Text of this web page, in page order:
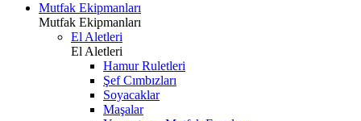
Mutfak Ekipmanları
Mutfak Ekipmanları
El Aletleri
El Aletleri
Hamur Ruletleri
Şef Cımbızları
Soyacaklar
Maşalar